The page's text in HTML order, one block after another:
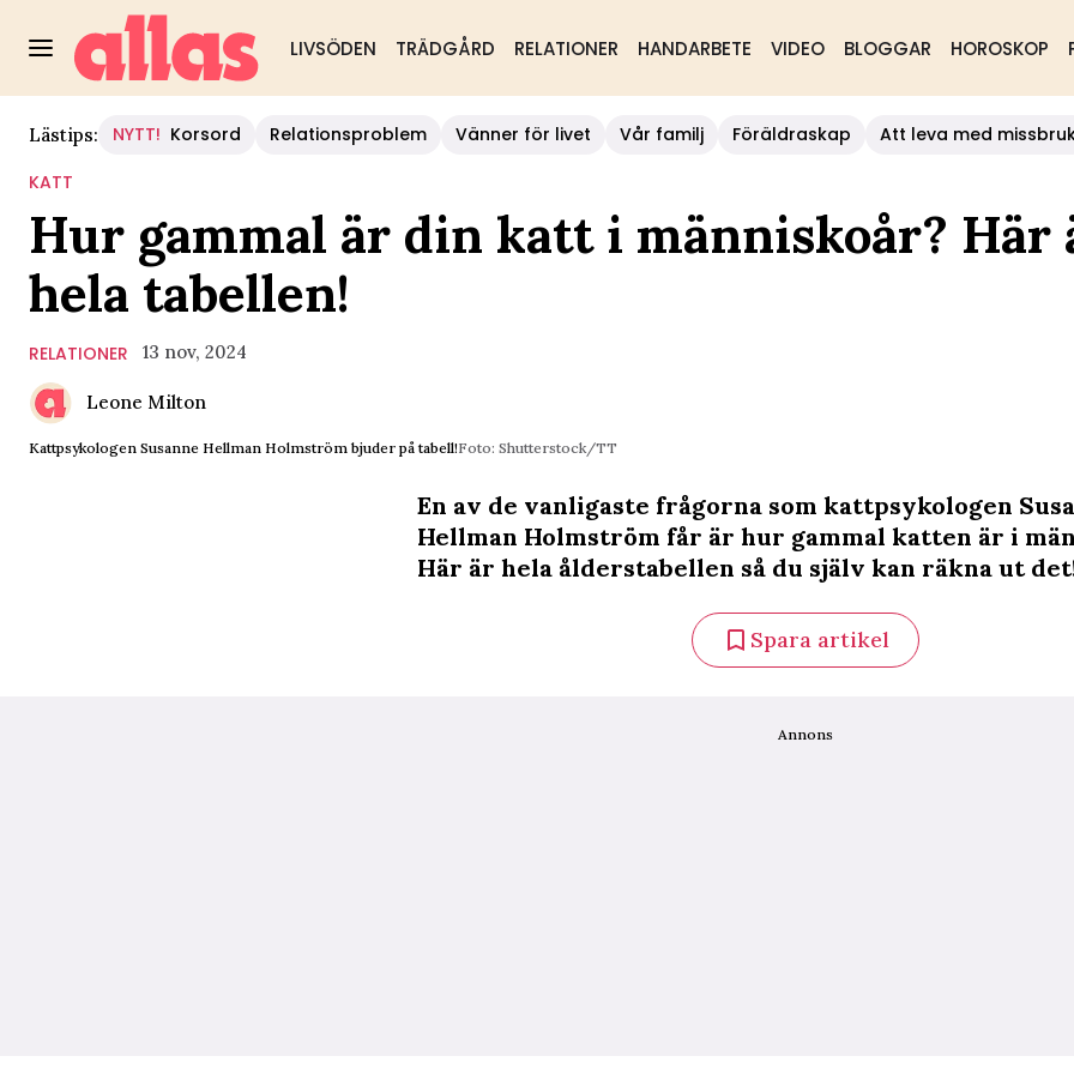
LIVSÖDEN TRÄDGÅRD RELATIONER HANDARBETE VIDEO BLOGGAR HOROSKOP
Lästips: NYTT! Korsord Relationsproblem Vänner för livet Vår familj Föräldraskap
Att leva med
KATT
Hur gammal är din katt i människoår? Här
hela tabellen!
RELATIONER 13 nov, 2024
Leone Milton
Kattpsykologen Susanne Hellman Holmström bjuder på tabell!Foto: Shutterstock/TT
En av de vanligaste frågorna som kattpsykologen
Hellman Holmström får är hur gammal katten är i
Här är hela ålderstabellen så du själv kan räkna ut
Spara artikel
Annons